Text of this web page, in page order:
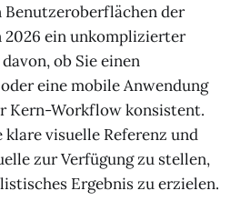
der
ein unkomplizierter
ob Sie einen
eine mobile Anwendung
Kern-Workflow konsistent.
klare visuelle Referenz und
zur Verfügung zu stellen,
Ergebnis zu erzielen.